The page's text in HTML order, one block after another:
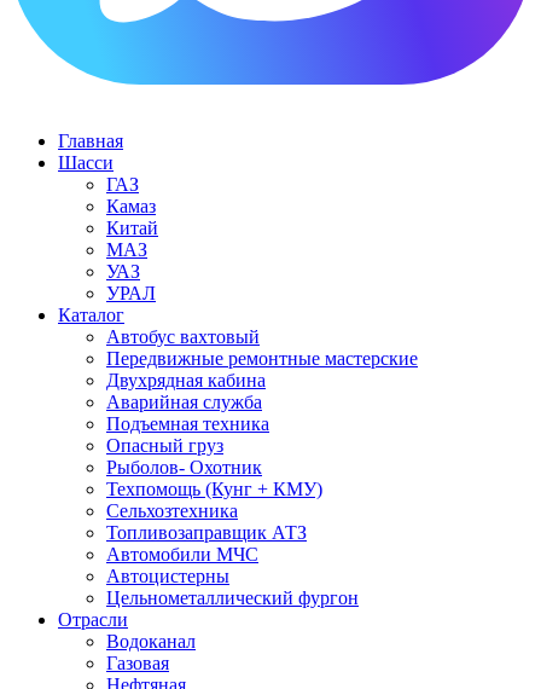
Главная
Шасси
ГАЗ
Камаз
Китай
МАЗ
УАЗ
УРАЛ
Каталог
Автобус вахтовый
Передвижные ремонтные мастерские
Двухрядная кабина
Аварийная служба
Подъемная техника
Опасный груз
Рыболов- Охотник
Техпомощь (Кунг + КМУ)
Сельхозтехника
Топливозаправщик АТЗ
Автомобили МЧС
Автоцистерны
Цельнометаллический фургон
Отрасли
Водоканал
Газовая
Нефтяная